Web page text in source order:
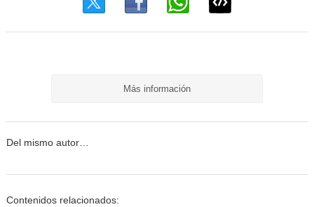
Más información
Del mismo autor…
Contenidos relacionados: